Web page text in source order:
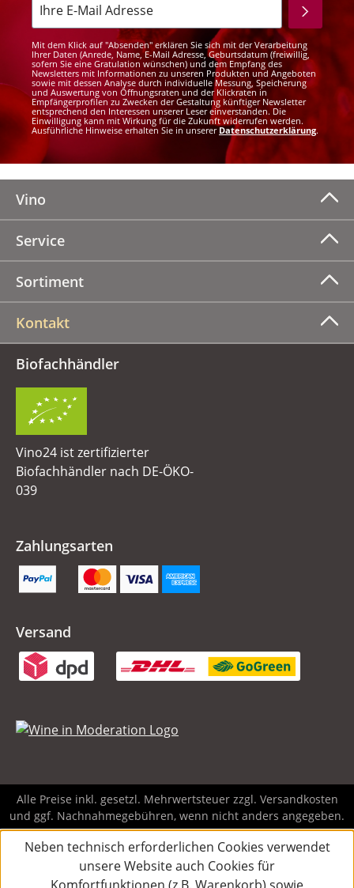
Mit dem Klick auf "Absenden" erklären Sie sich mit der Verarbeitung
Ihrer Daten (Anrede, Name, E-Mail Adresse, Geburtsdatum (freiwillig,
sofern Sie eine Gratulation wünschen) und dem Empfang des
Newsletters mit Informationen zu unseren Produkten und Angeboten
sowie mit dessen Analyse durch individuelle Messung, Speicherung
und Auswertung von Öffnungsraten und der Klickraten in
Empfängerprofilen zu Zwecken der Gestaltung künftiger Newsletter
entsprechend den Interessen unserer Leser einverstanden. Die
Einwilligung kann mit Wirkung für die Zukunft widerrufen werden.
Ausführliche Hinweise erhalten Sie in unsererDatenschutzerklärung.
Vino
Service
Sortiment
Kontakt
Biofachhändler
Vino24 ist zertifizierter
Biofachhändler nach DE-ÖKO-
039
Zahlungsarten
Versand
Alle Preise inkl. gesetzl. Mehrwertsteuer zzgl. Versandkosten
und ggf. Nachnahmegebühren, wenn nicht anders angegeben.
Neben technisch erforderlichen Cookies verwendet
unsere Website auch Cookies für